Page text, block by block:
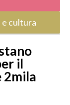
cultura
il
2mila